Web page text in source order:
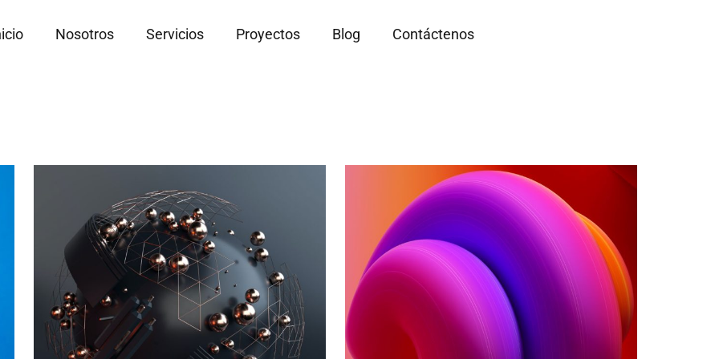
Nosotros Servicios Proyectos Blog Contáctenos